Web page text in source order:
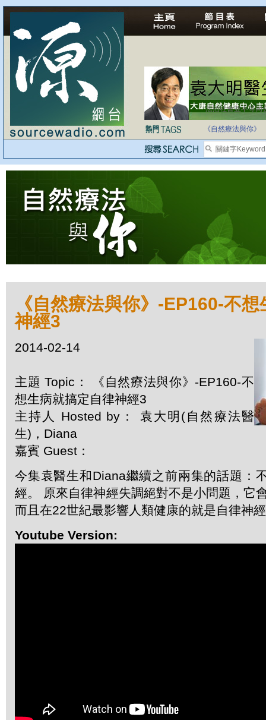
法治社會並不等同
《自然療法與你》
《自然療法與你》-EP160-不
神經3
2014-02-14
主題 Topic： 《自然療法與你》-EP160-不
想生病就搞定自律神經3
主持人 Hosted by： 袁大明(自然療法醫
生)，Diana
嘉賓 Guest：
今集袁醫生和Diana繼續之前兩集的話題：
經。 原來自律神經失調絕對不是小問題，它
而且在22世紀最影響人類健康的就是自律神
Youtube Version: